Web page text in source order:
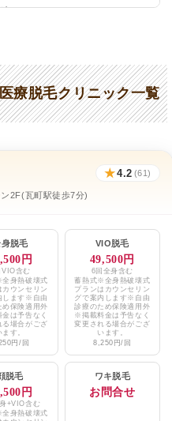
★4.4 / 5（84件）
高松院 ★3.7 / 5（180件）
★3.9 / 5（14件）
★3.9 / 5（18件）
★3.8 / 5（18件）
★3.1 / 5（20件）
★3.1 / 5（27件）
★3.0 / 5（21件）
★4.2 / 5（61件）
療脱毛クリニック一覧
★4.2 (61)
2F(瓦町駅徒歩7分)
脱毛
円
VIO含む
身熱破壊式
カウンセリン
します※自由
め保険適用外
は予告なく
る場合がござ
ます。
円/回
VIO脱毛
49,500円
6回全身含む
蓄熱式※全身熱破壊式
プランはカウンセリン
グで案内します※自由
診療のため保険適用外
※掲載料金は予告なく
変更される場合がござ
います。
8,250円/回
脱毛
円
+VIO含む
身熱破壊式
ワキ脱毛
お問合せ